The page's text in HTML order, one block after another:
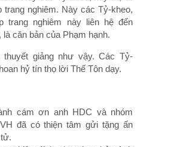
trang nghiêm. Này các Tỷ-kheo,
trang nghiêm này liên hệ đến
là căn bản của Phạm hạnh.
thuyết giảng như vậy. Các Tỷ-
hỷ tín thọ lời Thế Tôn dạy.
cám ơn anh HDC và nhóm
đã có thiện tâm gửi tặng ấn